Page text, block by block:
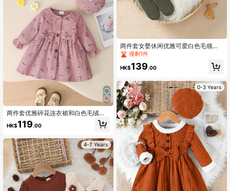
两件套优雅碎花连衣裙和白色毛绒棒
球帽套装，适合女婴，简约风格，春
秋季服装
HK$119.00
4-7 Years
两件套女婴休闲优雅可爱白色毛领深
绿色长袖连体衣连衣裙套装，含蝴蝶
结长袜，春秋季
僅剩1件
HK$139.00
0-3 Years